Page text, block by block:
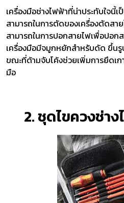
เครื่องมือช่างไฟฟ้าที่น่าประทับใจ
สามารถในการตัดของเครื่องตัดสา
สามารถในการปอกสายไฟเพื่อปอ
เครื่องมือมีจมูกหยักสำหรับดัด ขึ้น
ขณะที่ด้ามจับโค้งช่วยเพิ่มการยึดเก
มือ
2. ชุดไขควงช่า